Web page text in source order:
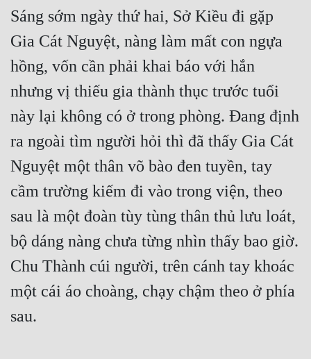
Sáng sớm ngày thứ hai, Sở Kiều đi gặp
Gia Cát Nguyệt, nàng làm mất con ngựa
hồng, vốn cần phải khai báo với hắn
nhưng vị thiếu gia thành thục trước tuổi
này lại không có ở trong phòng. Đang định
ra ngoài tìm người hỏi thì đã thấy Gia Cát
Nguyệt một thân võ bào đen tuyền, tay
cầm trường kiếm đi vào trong viện, theo
sau là một đoàn tùy tùng thân thủ lưu loát,
bộ dáng nàng chưa từng nhìn thấy bao giờ.
Chu Thành cúi người, trên cánh tay khoác
một cái áo choàng, chạy chậm theo ở phía
sau.